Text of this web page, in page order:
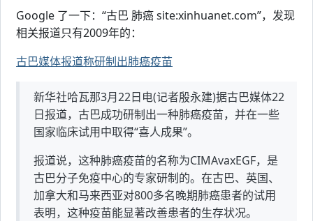
Google 了一下：“古巴 肺癌 site:xinhuanet.com”，发现
相关报道只有2009年的：
古巴媒体报道称研制出肺癌疫苗
新华社哈瓦那3月22日电(记者殷永建)据古巴媒体22
日报道，古巴成功研制出一种肺癌疫苗，并在一些
国家临床试用中取得“喜人成果”。
报道说，这种肺癌疫苗的名称为CIMAvaxEGF，是
古巴分子免疫中心的专家研制的。在古巴、英国、
加拿大和马来西亚对800多名晚期肺癌患者的试用
表明，这种疫苗能显著改善患者的生存状况。